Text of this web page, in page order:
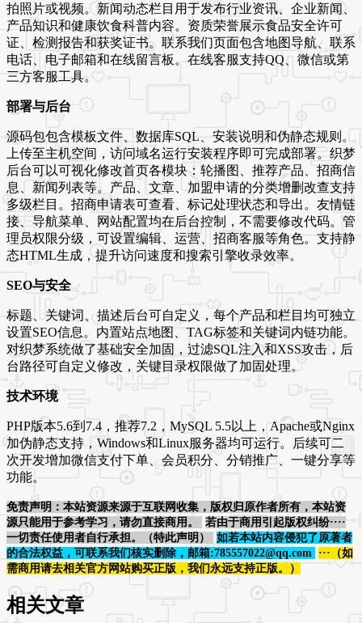
拍照片或视频。新闻动态栏目用于发布行业资讯、企业新闻、
产品知识和健康饮食科普内容。资质荣誉展示食品安全许可
证、检测报告和获奖证书。联系我们页面包含地图导航、联系
电话、电子邮箱和在线留言板。在线客服支持QQ、微信或第
三方客服工具。
部署与后台
源码包包含模板文件、数据库SQL、安装说明和伪静态规则。
上传至主机空间，访问域名运行安装程序即可完成部署。织梦
后台可以可视化修改首页各模块：轮播图、推荐产品、招商信
息、新闻列表等。产品、文章、加盟申请的分类增删改查支持
多级栏目。招商申请表可查看、标记处理状态和导出。友情链
接、导航菜单、网站配置均在后台控制，不需要修改代码。管
理员权限分级，可设置编辑、运营、招商客服等角色。支持静
态HTML生成，提升访问速度和搜索引擎收录效率。
SEO与安全
标题、关键词、描述后台可自定义，每个产品和栏目均可独立
设置SEO信息。内置站点地图、TAG标签和关键词内链功能。
对织梦系统做了基础安全加固，过滤SQL注入和XSS攻击，后
台路径可自定义修改，关键目录权限做了加固处理。
技术环境
PHP版本5.6到7.4，推荐7.2，MySQL 5.5以上，Apache或Nginx
加伪静态支持，Windows和Linux服务器均可运行。后续可二
次开发增加微信支付下单、会员积分、分销推广、一键分享等
功能。
免责声明：本站资源来源于互联网收集，版权归原作者所有，本站资
源只能用于参考学习，请勿直接商用。
若由于商用引起版权纠纷····
一切责任使用者自行承担。（特此声明）
如若本站内容侵犯了原著者
的合法权益，可联系我们核实删除，邮箱:785557022@qq.com
···（如
需商用请去相关官方网站购买正版，我们永远支持正版。）
相关文章